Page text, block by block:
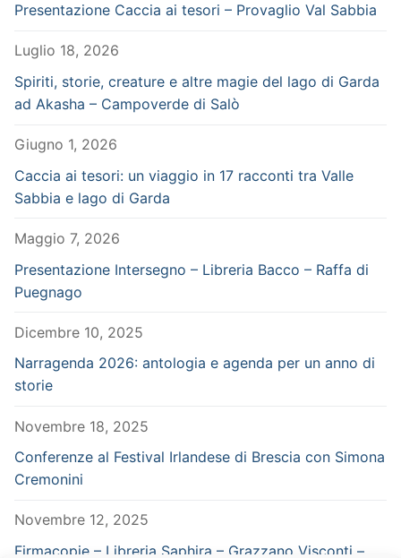
Presentazione Caccia ai tesori – Provaglio Val Sabbia
Luglio 18, 2026
Spiriti, storie, creature e altre magie del lago di Garda
ad Akasha – Campoverde di Salò
Giugno 1, 2026
Caccia ai tesori: un viaggio in 17 racconti tra Valle
Sabbia e lago di Garda
Maggio 7, 2026
Presentazione Intersegno – Libreria Bacco – Raffa di
Puegnago
Dicembre 10, 2025
Narragenda 2026: antologia e agenda per un anno di
storie
Novembre 18, 2025
Conferenze al Festival Irlandese di Brescia con Simona
Cremonini
Novembre 12, 2025
Firmacopie – Libreria Saphira – Grazzano Visconti –